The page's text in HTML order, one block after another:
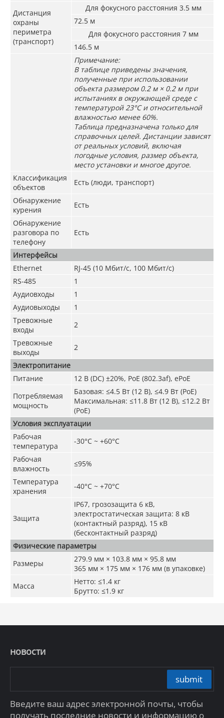
Дистанция
охраны
периметра
(транспорт)
Для фокусного расстояния 3.5 мм
72.5 м
Для фокусного расстояния 7 мм
146.5 м
Примечание:
В таблице приведены значения,
полученные при использовании
объекта размером 0.2 м × 0.2 м при
испытаниях в окружающей среде с
температурой 23°C и относительной
влажностью менее 60%.
Таблица предназначена только для
справочных целей. Дистанции зависят
от реальных условий, включая
погодные условия, размер объекта,
место установки и многое другое.
Классификация
объектов
Есть (люди, транспорт)
Обнаружение
курения
Есть
Обнаружение
разговора по
телефону
Есть
Интерфейсы
Ethernet
RJ-45 (10 Мбит/с, 100 Мбит/с)
RS-485
1
Аудиовходы
1
Аудиовыходы
1
Тревожные
входы
2
Тревожные
выходы
2
Электропитание
Питание
12 В (DC) ±20%, PoE (802.3af), ePoE
Потребляемая
мощность
Базовая: ≤4.5 Вт (12 В), ≤4.9 Вт (PoE)
Максимальная: ≤11.8 Вт (12 В), ≤12.2 Вт
(PoE)
Условия эксплуатации
Рабочая
температура
-30°C ~ +60°C
Рабочая
влажность
≤95%
Температура
хранения
-40°C ~ +70°C
Защита
IP67, грозозащита 6 кВ,
электростатическая защита: 8 кВ
(контактный разряд), 15 кВ
(бесконтактный разряд)
Физические параметры
Размеры
279.9 мм × 103.8 мм × 95.8 мм
365 мм × 175 мм × 176 мм (в упаковке)
Масса
Нетто: ≤1.4 кг
Брутто: ≤1.9 кг
новости
submit
Введите ваш адрес электронной почты, чтобы
получать последние новости и информацию о